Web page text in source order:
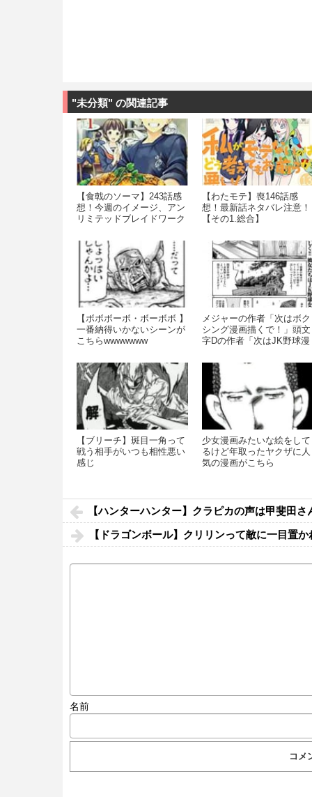
"未分類" の関連記事
【食戟のソーマ】243話感
想！今週のイメージ、アン
リミテッドブレイドワーク
【わたモテ】喪146話感
想！最新話ネタバレ注意！
【その1.総合】
【ボボボーボ・ボーボボ 】
一番納得いかないシーンが
こちらwwwwwww
メジャーの作者「次はボク
シング漫画描くで！」頭文
字Dの作者「次はJK野球漫
【ブリーチ】斑目一角って
戦う相手がいつも相性悪い
感じ
少女漫画みたいな絵をして
るけど年取ったヤクザに人
気の漫画がこちら
【ハンターハンター】クラピカの声は甲斐田
【ドラゴンボール】クリリンって敵に一目置
名前